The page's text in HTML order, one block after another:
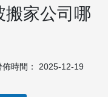
搬家公司哪
時間： 2025-12-19